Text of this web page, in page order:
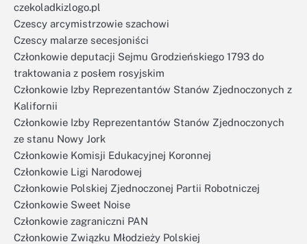
czekoladkizlogo.pl
Czescy arcymistrzowie szachowi
Czescy malarze secesjoniści
Członkowie deputacji Sejmu Grodzieńskiego 1793 do
traktowania z posłem rosyjskim
Członkowie Izby Reprezentantów Stanów Zjednoczonych z
Kalifornii
Członkowie Izby Reprezentantów Stanów Zjednoczonych
ze stanu Nowy Jork
Członkowie Komisji Edukacyjnej Koronnej
Członkowie Ligi Narodowej
Członkowie Polskiej Zjednoczonej Partii Robotniczej
Członkowie Sweet Noise
Członkowie zagraniczni PAN
Członkowie Związku Młodzieży Polskiej